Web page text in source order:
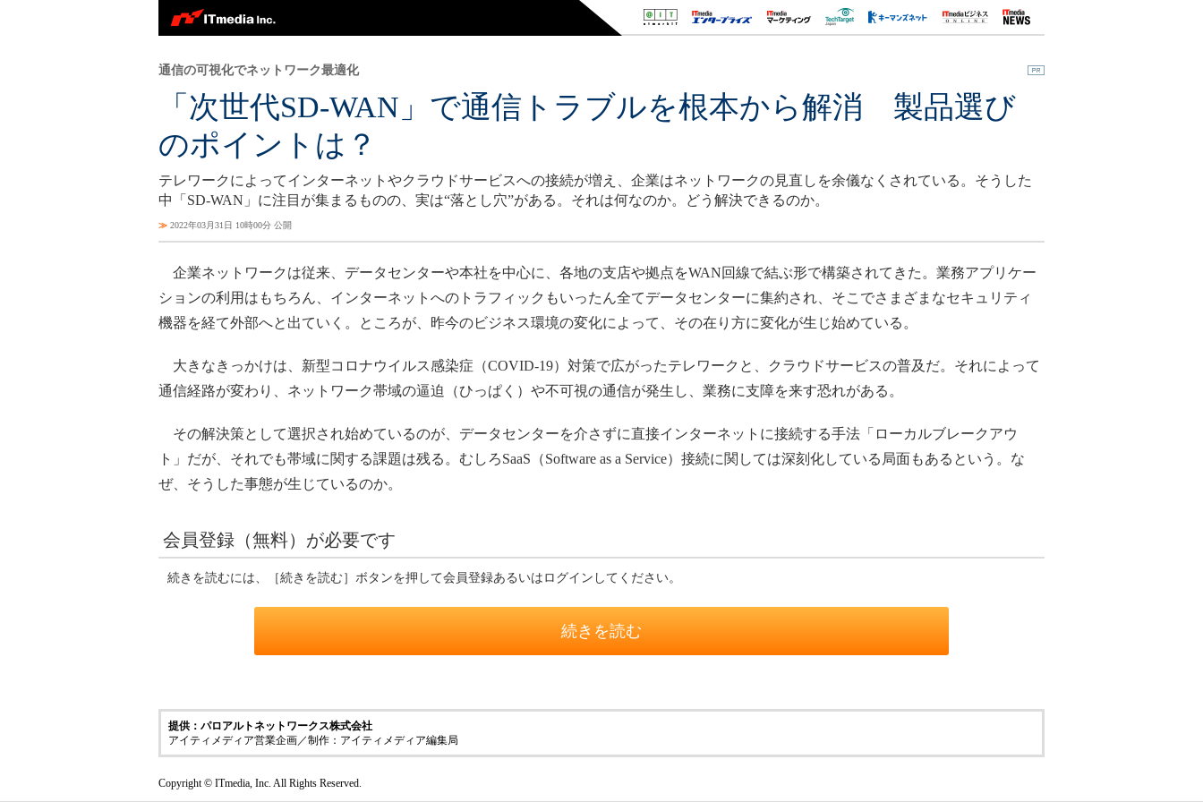
「次世代SD-WAN」で通信トラブルを根本から解消 製品選び
のポイントは？
通信の可視化でネットワーク最適化
テレワークによってインターネットやクラウドサービスへの接続が増え、企業はネットワークの見直しを余儀なくされている。そうした
中「SD-WAN」に注目が集まるものの、実は“落とし穴”がある。それは何なのか。どう解決できるのか。
≫ 2022年03月31日 10時00分 公開
企業ネットワークは従来、データセンターや本社を中心に、各地の支店や拠点をWAN回線で結ぶ形で構築されてきた。業務アプリケー
ションの利用はもちろん、インターネットへのトラフィックもいったん全てデータセンターに集約され、そこでさまざまなセキュリティ
機器を経て外部へと出ていく。ところが、昨今のビジネス環境の変化によって、その在り方に変化が生じ始めている。
大きなきっかけは、新型コロナウイルス感染症（COVID-19）対策で広がったテレワークと、クラウドサービスの普及だ。それによって
通信経路が変わり、ネットワーク帯域の逼迫（ひっぱく）や不可視の通信が発生し、業務に支障を来す恐れがある。
その解決策として選択され始めているのが、データセンターを介さずに直接インターネットに接続する手法「ローカルブレークアウ
ト」だが、それでも帯域に関する課題は残る。むしろSaaS（Software as a Service）接続に関しては深刻化している局面もあるという。な
ぜ、そうした事態が生じているのか。
会員登録（無料）が必要です
続きを読むには、［続きを読む］ボタンを押して会員登録あるいはログインしてください。
続きを読む
提供：パロアルトネットワークス株式会社
アイティメディア営業企画／制作：アイティメディア編集局
Copyright © ITmedia, Inc. All Rights Reserved.